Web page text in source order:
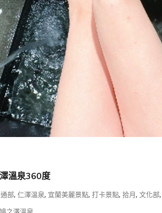
溫泉360度
部, 仁澤溫泉, 宜蘭美麗景點, 打卡景點, 拾月, 文化部,
鳩之澤溫泉